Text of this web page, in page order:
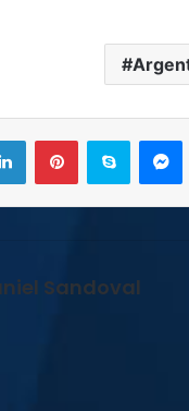
LinkedInPinterestSkype
Sandoval